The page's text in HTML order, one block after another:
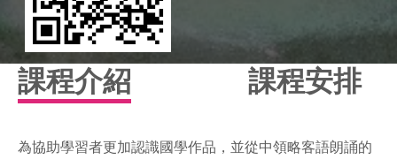
課程介紹 課程安排
為協助學習者更加認識國學作品，並從中領略客語朗誦的